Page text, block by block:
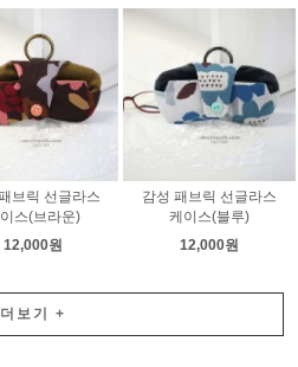
브릭 선글라스
스(브라운)
12,000원
감성 패브릭 선글라스
케이스(블루)
12,000원
더보기 +